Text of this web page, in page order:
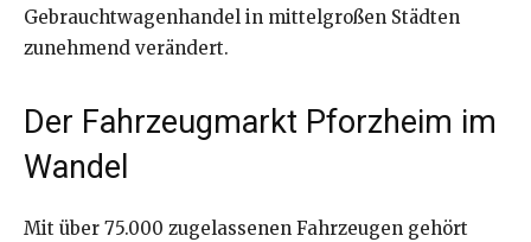
Gebrauchtwagenhandel in mittelgroßen Städten
zunehmend verändert.
Der Fahrzeugmarkt Pforzheim im
Wandel
Mit über 75.000 zugelassenen Fahrzeugen gehört